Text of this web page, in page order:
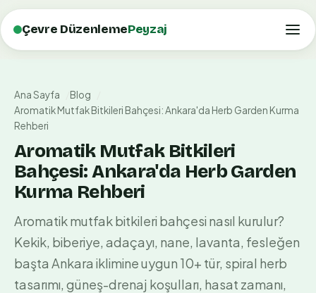
Çevre DüzenlemePeyzaj
Ana Sayfa
Blog
Aromatik Mutfak Bitkileri Bahçesi: Ankara'da Herb Garden Kurma
Rehberi
Aromatik Mutfak Bitkileri
Bahçesi: Ankara'da Herb Garden
Kurma Rehberi
Aromatik mutfak bitkileri bahçesi nasıl kurulur?
Kekik, biberiye, adaçayı, nane, lavanta, fesleğen
başta Ankara iklimine uygun 10+ tür, spiral herb
tasarımı, güneş-drenaj koşulları, hasat zamanı,